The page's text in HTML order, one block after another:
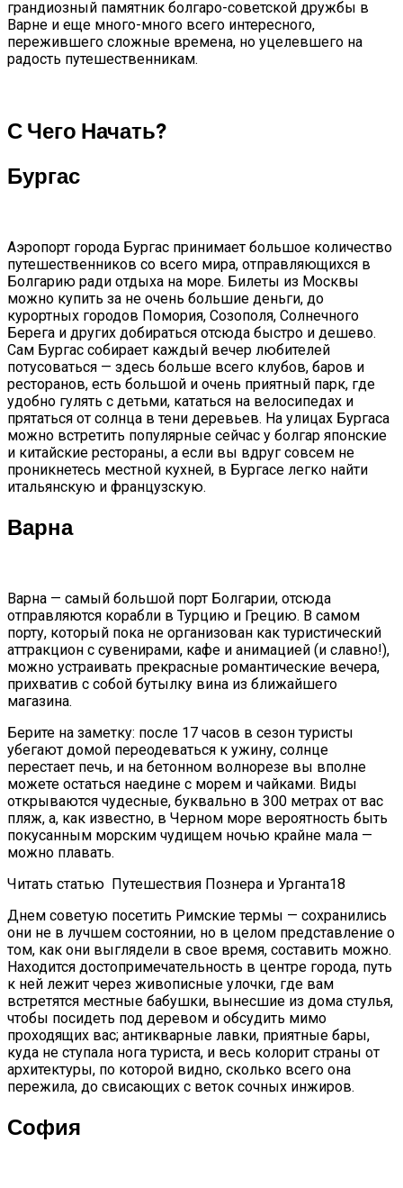
грандиозный памятник болгаро-советской дружбы в
Варне и еще много-много всего интересного,
пережившего сложные времена, но уцелевшего на
радость путешественникам.
С Чего Начать?
Бургас
Аэропорт города Бургас принимает большое количество
путешественников со всего мира, отправляющихся в
Болгарию ради отдыха на море. Билеты из Москвы
можно купить за не очень большие деньги, до
курортных городов Помория, Созополя, Солнечного
Берега и других добираться отсюда быстро и дешево.
Сам Бургас собирает каждый вечер любителей
потусоваться — здесь больше всего клубов, баров и
ресторанов, есть большой и очень приятный парк, где
удобно гулять с детьми, кататься на велосипедах и
прятаться от солнца в тени деревьев. На улицах Бургаса
можно встретить популярные сейчас у болгар японские
и китайские рестораны, а если вы вдруг совсем не
проникнетесь местной кухней, в Бургасе легко найти
итальянскую и французскую.
Варна
Варна — самый большой порт Болгарии, отсюда
отправляются корабли в Турцию и Грецию. В самом
порту, который пока не организован как туристический
аттракцион с сувенирами, кафе и анимацией (и славно!),
можно устраивать прекрасные романтические вечера,
прихватив с собой бутылку вина из ближайшего
магазина.
Берите на заметку: после 17 часов в сезон туристы
убегают домой переодеваться к ужину, солнце
перестает печь, и на бетонном волнорезе вы вполне
можете остаться наедине с морем и чайками. Виды
открываются чудесные, буквально в 300 метрах от вас
пляж, а, как известно, в Черном море вероятность быть
покусанным морским чудищем ночью крайне мала —
можно плавать.
Читать статью Путешествия Познера и Урганта18
Днем советую посетить Римские термы — сохранились
они не в лучшем состоянии, но в целом представление о
том, как они выглядели в свое время, составить можно.
Находится достопримечательность в центре города, путь
к ней лежит через живописные улочки, где вам
встретятся местные бабушки, вынесшие из дома стулья,
чтобы посидеть под деревом и обсудить мимо
проходящих вас; антикварные лавки, приятные бары,
куда не ступала нога туриста, и весь колорит страны от
архитектуры, по которой видно, сколько всего она
пережила, до свисающих с веток сочных инжиров.
София